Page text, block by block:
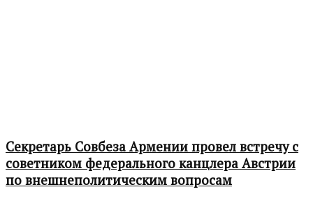
Секретарь Совбеза Армении провел встречу с
советником федерального канцлера Австрии
по внешнеполитическим вопросам